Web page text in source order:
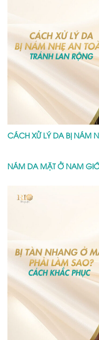
CÁCH XỬ LÝ DA BỊ NÁM
NÁM DA MẶT Ở NAM